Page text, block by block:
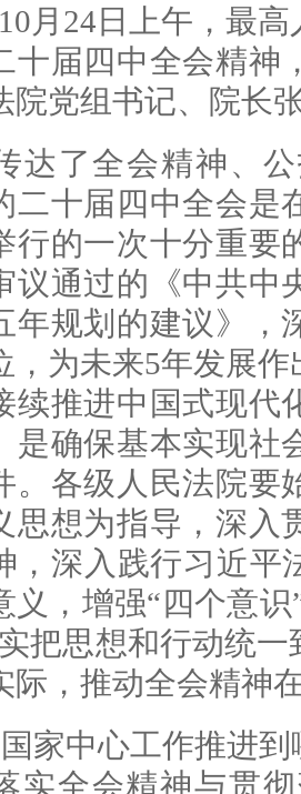
月24日上午，最
十届四中全会精神
院党组书记、院长
达了全会精神、
二十届四中全会是
行的一次十分重要
议通过的《中共中
年规划的建议》，
，为未来5年发展
续推进中国式现代
是确保基本实现
。各级人民法院要
思想为指导，深入
，深入践行习近平
义，增强“四个意
把思想和行动统
际，推动全会精神
家中心工作推进
实全会精神与贯